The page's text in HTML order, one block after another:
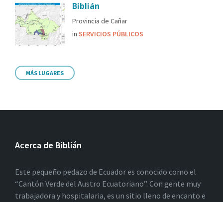
Biblián
Provincia de Cañar
in SERVICIOS PÚBLICOS
MÁS LUGARES
Acerca de Biblián
Este pequeño pedazo de Ecuador es conocido como el
“Cantón Verde del Austro Ecuatoriano”. Con gente muy
trabajadora y hospitalaria, es un sitio lleno de encanto e